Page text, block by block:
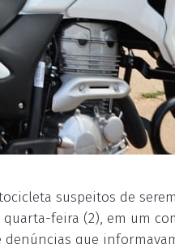
suspeitos de
feira (2), em um
denúncias que